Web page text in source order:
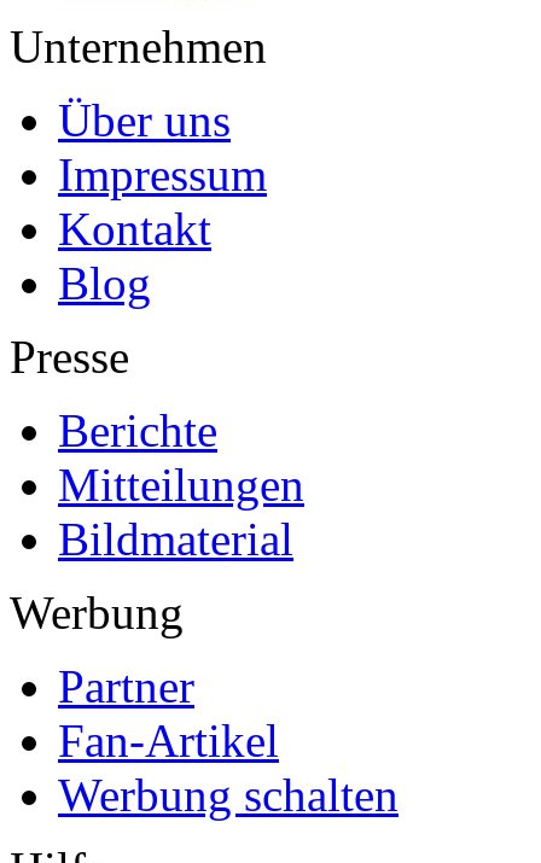
Unternehmen
Über uns
Impressum
Kontakt
Blog
Presse
Berichte
Mitteilungen
Bildmaterial
Werbung
Partner
Fan-Artikel
Werbung schalten